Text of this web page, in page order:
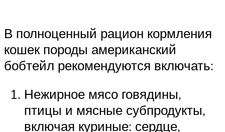
В полноценный рацион кормления
кошек породы американский
бобтейл рекомендуются включать:
Нежирное мясо говядины,
птицы и мясные субпродукты,
включая куриные: сердце,